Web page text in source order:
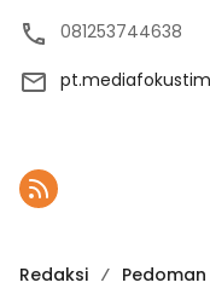
081253744638
Redaksi